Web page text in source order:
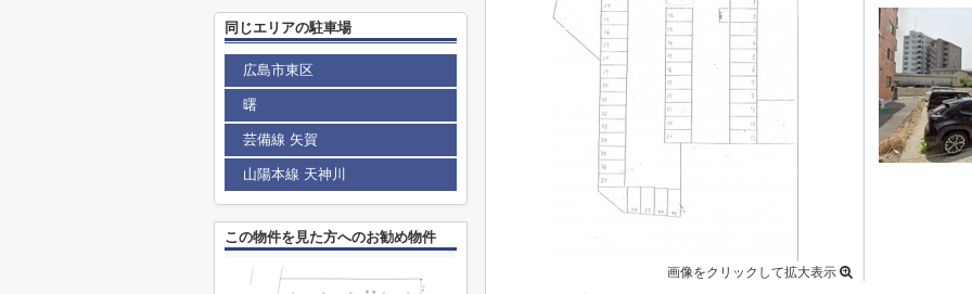
画像をクリックして拡大表示
同じエリアの駐車場
広島市東区
曙
芸備線 矢賀
山陽本線 天神川
この物件を見た方へのお勧め物件